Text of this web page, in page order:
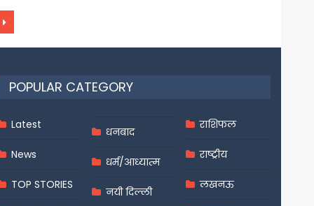
POPULAR CATEGORY
Latest
News
TOP STORIES
धनबाद
धर्म/आध्यात्म
नयी दिल्ली
राशिफल
राष्ट्रीय
लखनऊ